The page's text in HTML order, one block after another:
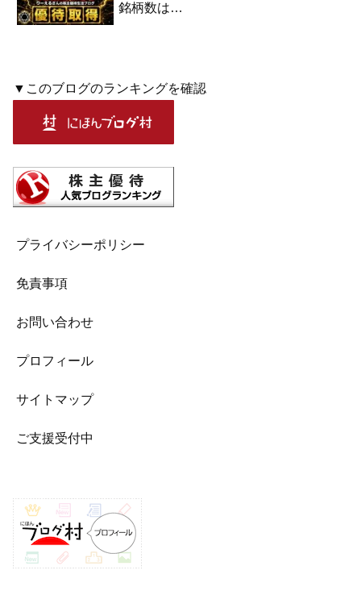
銘柄数は…
▼このブログのランキングを確認
プライバシーポリシー
免責事項
お問い合わせ
プロフィール
サイトマップ
ご支援受付中